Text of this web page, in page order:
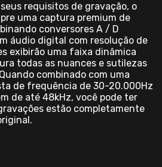
requisitos de gravação, o
uma captura premium de
conversores A / D
áudio digital com resolução de
exibirão uma faixa dinâmica
todas as nuances e sutilezas
combinado com uma
de frequência de 30-20.000Hz
de até 48kHz, você pode ter
estão completamente